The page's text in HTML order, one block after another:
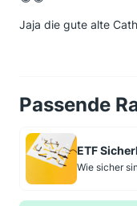
Jaja die gute alte
Passende
ETF
Wie sicher